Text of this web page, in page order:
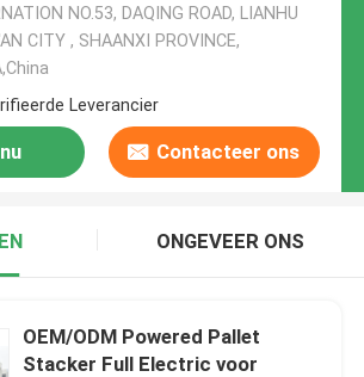
NO.53, DAQING ROAD, LIANHU
CITY , SHAANXI PROVINCE,
Leverancier
Contacteer ons
ONGEVEER ONS
OEM/ODM Powered Pallet
Stacker Full Electric voor